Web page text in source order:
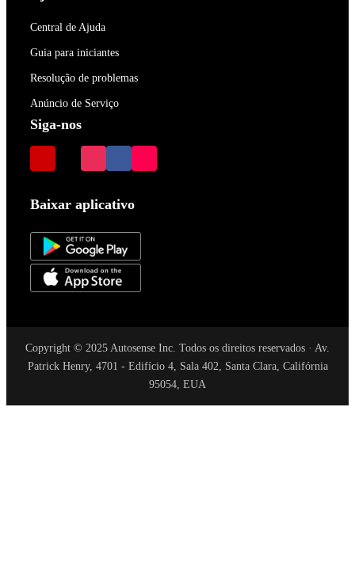
Central de Ajuda
Guia para iniciantes
Resolução de problemas
Anúncio de Serviço
Siga-nos
Baixar aplicativo
Copyright © 2025 Autosense Inc. Todos os direitos reservados · Av.
Patrick Henry, 4701 - Edifício 4, Sala 402, Santa Clara, Califórnia
95054, EUA